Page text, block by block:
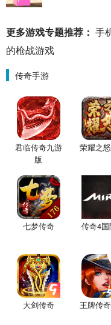
更多游戏专题推荐： 手
的枪战游戏
传奇手游
君临传奇九游
版
荣耀之
七梦传奇 传奇4国
大剑传奇 王牌传